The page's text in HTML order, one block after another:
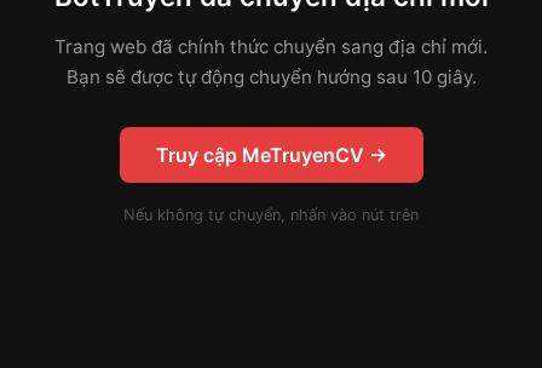
Trang web đã chính thức chuyển sang địa chỉ mới.
Bạn sẽ được tự động chuyển hướng sau 10 giây.
Truy cập MeTruyenCV →
Nếu không tự chuyển, nhấn vào nút trên